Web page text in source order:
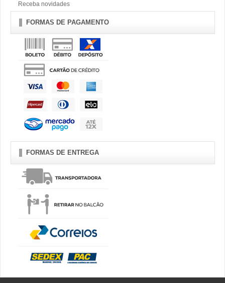
Receba novidades
FORMAS DE PAGAMENTO
FORMAS DE ENTREGA